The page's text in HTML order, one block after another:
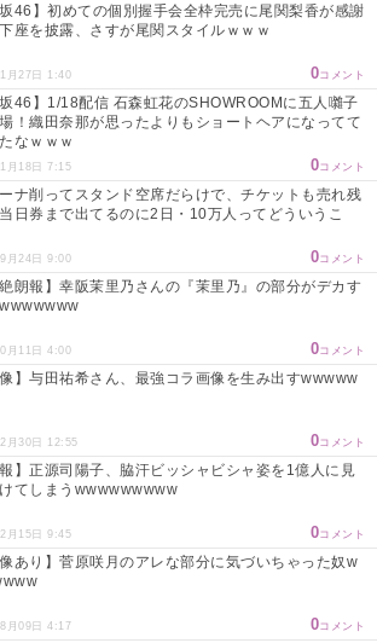
坂46】初めての個別握手会全枠完売に尾関梨香が感謝
座を披露、さすが尾関スタイルｗｗｗ
月27日 1:40 0コメント
坂46】1/18配信 石森虹花のSHOWROOMに五人囃子
！織田奈那が思ったよりもショートヘアになってて
なｗｗｗ
月18日 7:15 0コメント
ナ削ってスタンド空席だらけで、チケットも売れ残
日券まで出てるのに2日・10万人ってどういうこ
月24日 9:00 0コメント
絶朗報】幸阪茉里乃さんの『茉里乃』の部分がデカす
月11日 4:00 0コメント
像】与田祐希さん、最強コラ画像を生み出すwwwww
月30日 12:55 0コメント
報】正源司陽子、脇汗ビッシャビシャ姿を1億人に見
てしまうwwwwwwwww
月15日 9:45 0コメント
像あり】菅原咲月のアレな部分に気づいちゃった奴w
月09日 4:17 0コメント